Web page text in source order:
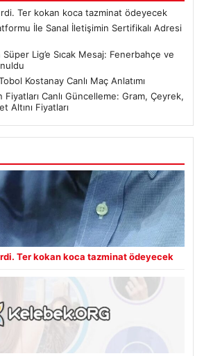
Ter kokan koca tazminat ödeyecek
İle Sanal İletişimin Sertifikalı Adresi
Süper Lig’e Sıcak Mesaj: Fenerbahçe ve
Kostanay Canlı Maç Anlatımı
Fiyatları Canlı Güncelleme: Gram, Çeyrek,
Altını Fiyatları
Ter kokan koca tazminat ödeyecek